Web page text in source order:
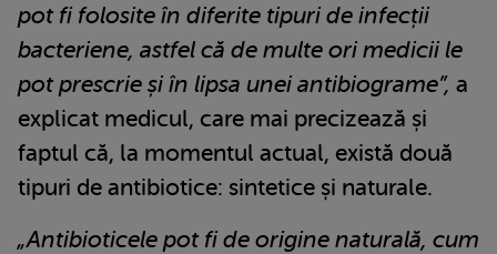
pot fi folosite în diferite tipuri de infecții
bacteriene, astfel că de multe ori medicii le
pot prescrie și în lipsa unei antibiograme”, a
explicat medicul, care mai precizează și
faptul că, la momentul actual, există două
tipuri de antibiotice: sintetice și naturale.
„Antibioticele pot fi de origine naturală, cum